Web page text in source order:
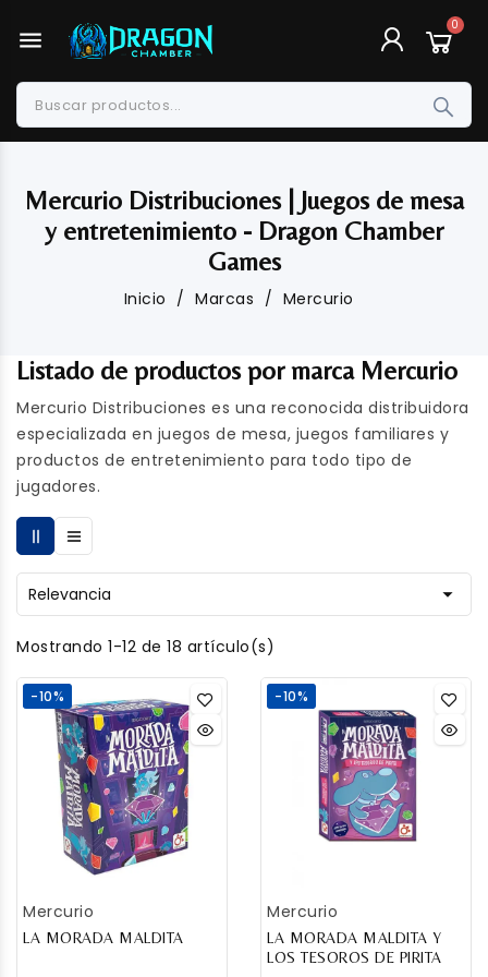
menu
Mercurio Distribuciones | Juegos de mesa
y entretenimiento - Dragon Chamber
Games
Inicio Marcas Mercurio
Listado de productos por marca Mercurio
Mercurio Distribuciones es una reconocida distribuidora
especializada en juegos de mesa, juegos familiares y
productos de entretenimiento para todo tipo de
jugadores.
Relevancia 
Mostrando 1-12 de 18 artículo(s)
-10%
Mercurio
LA MORADA MALDITA
-10%
Mercurio
LA MORADA MALDITA Y
LOS TESOROS DE PIRITA